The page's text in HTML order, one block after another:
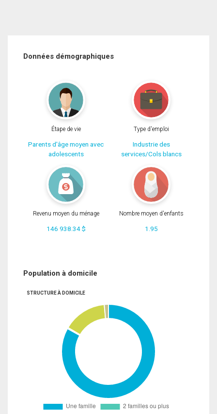
Données démographiques
Étape de vie
Parents d'âge moyen avec
adolescents
Type d'emploi
Industrie des
services/Cols blancs
Revenu moyen du ménage
146 938.34 $
Nombre moyen d'enfants
1.95
Population à domicile
STRUCTURE À DOMICILE